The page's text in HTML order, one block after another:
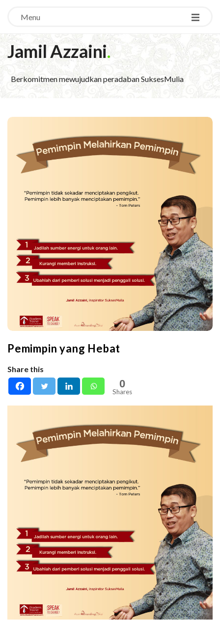
Menu
Jamil Azzaini.
Berkomitmen mewujudkan peradaban SuksesMulia
Pemimpin yang Hebat
Share this
0
Shares